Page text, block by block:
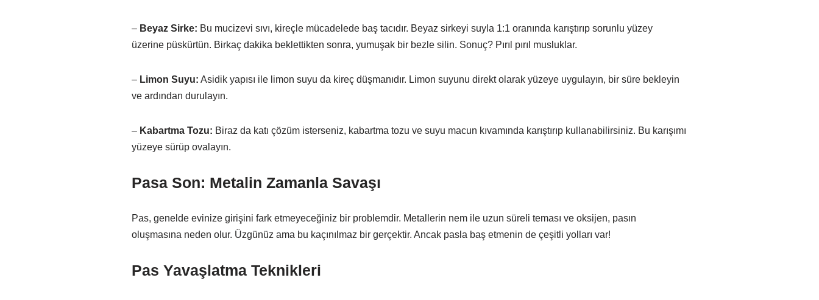
– Beyaz Sirke: Bu mucizevi sıvı, kireçle mücadelede baş tacıdır. Beyaz sirkeyi suyla 1:1 oranında karıştırıp sorunlu yüzey
üzerine püskürtün. Birkaç dakika beklettikten sonra, yumuşak bir bezle silin. Sonuç? Pırıl pırıl musluklar.
– Limon Suyu: Asidik yapısı ile limon suyu da kireç düşmanıdır. Limon suyunu direkt olarak yüzeye uygulayın, bir süre bekleyin
ve ardından durulayın.
– Kabartma Tozu: Biraz da katı çözüm isterseniz, kabartma tozu ve suyu macun kıvamında karıştırıp kullanabilirsiniz. Bu karışımı
yüzeye sürüp ovalayın.
Pasa Son: Metalin Zamanla Savaşı
Pas, genelde evinize girişini fark etmeyeceğiniz bir problemdir. Metallerin nem ile uzun süreli teması ve oksijen, pasın
oluşmasına neden olur. Üzgünüz ama bu kaçınılmaz bir gerçektir. Ancak pasla baş etmenin de çeşitli yolları var!
Pas Yavaşlatma Teknikleri